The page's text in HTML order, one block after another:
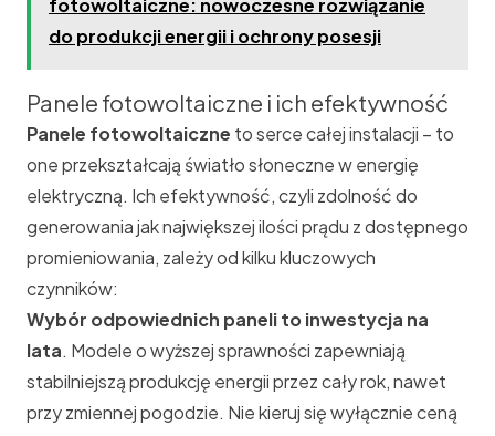
fotowoltaiczne: nowoczesne rozwiązanie
do produkcji energii i ochrony posesji
Panele fotowoltaiczne i ich efektywność
Panele fotowoltaiczne to serce całej instalacji – to
one przekształcają światło słoneczne w energię
elektryczną. Ich efektywność, czyli zdolność do
generowania jak największej ilości prądu z dostępnego
promieniowania, zależy od kilku kluczowych
czynników:
Wybór odpowiednich paneli to inwestycja na
lata. Modele o wyższej sprawności zapewniają
stabilniejszą produkcję energii przez cały rok, nawet
przy zmiennej pogodzie. Nie kieruj się wyłącznie ceną